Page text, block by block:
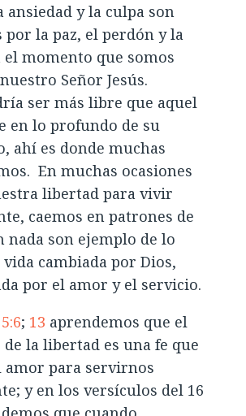
ansiedad y la culpa son
la paz, el perdón y la
momento que somos
Señor Jesús.
ser más libre que aquel
en lo profundo de su
ahí es donde muchas
En muchas ocasiones
libertad para vivir
caemos en patrones de
nada son ejemplo de lo
vida cambiada por Dios,
por el amor y el servicio.
; 13 aprendemos que el
la libertad es una fe que
amor para servirnos
y en los versículos del 16